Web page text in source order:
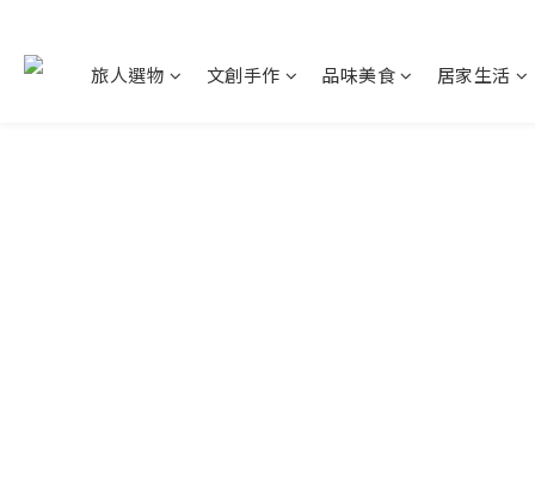
旅人選物 文創手作 品味美食 居家生活